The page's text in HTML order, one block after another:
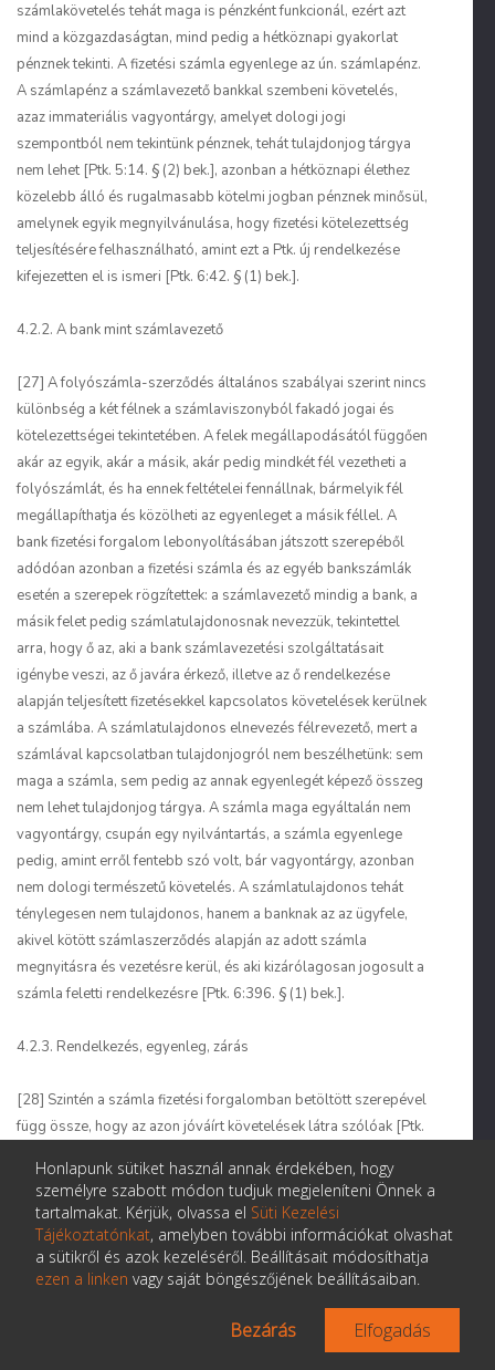
számlakövetelés tehát maga is pénzként funkcionál, ezért azt
mind a közgazdaságtan, mind pedig a hétköznapi gyakorlat
pénznek tekinti. A fizetési számla egyenlege az ún. számlapénz.
A számlapénz a számlavezető bankkal szembeni követelés,
azaz immateriális vagyontárgy, amelyet dologi jogi
szempontból nem tekintünk pénznek, tehát tulajdonjog tárgya
nem lehet [Ptk. 5:14. § (2) bek.], azonban a hétköznapi élethez
közelebb álló és rugalmasabb kötelmi jogban pénznek minősül,
amelynek egyik megnyilvánulása, hogy fizetési kötelezettség
teljesítésére felhasználható, amint ezt a Ptk. új rendelkezése
kifejezetten el is ismeri [Ptk. 6:42. § (1) bek.].
4.2.2. A bank mint számlavezető
[27] A folyószámla-szerződés általános szabályai szerint nincs
különbség a két félnek a számlaviszonyból fakadó jogai és
kötelezettségei tekintetében. A felek megállapodásától függően
akár az egyik, akár a másik, akár pedig mindkét fél vezetheti a
folyószámlát, és ha ennek feltételei fennállnak, bármelyik fél
megállapíthatja és közölheti az egyenleget a másik féllel. A
bank fizetési forgalom lebonyolításában játszott szerepéből
adódóan azonban a fizetési számla és az egyéb bankszámlák
esetén a szerepek rögzítettek: a számlavezető mindig a bank, a
másik felet pedig számlatulajdonosnak nevezzük, tekintettel
arra, hogy ő az, aki a bank számlavezetési szolgáltatásait
igénybe veszi, az ő javára érkező, illetve az ő rendelkezése
alapján teljesített fizetésekkel kapcsolatos követelések kerülnek
a számlába. A számlatulajdonos elnevezés félrevezető, mert a
számlával kapcsolatban tulajdonjogról nem beszélhetünk: sem
maga a számla, sem pedig az annak egyenlegét képező összeg
nem lehet tulajdonjog tárgya. A számla maga egyáltalán nem
vagyontárgy, csupán egy nyilvántartás, a számla egyenlege
pedig, amint erről fentebb szó volt, bár vagyontárgy, azonban
nem dologi természetű követelés. A számlatulajdonos tehát
ténylegesen nem tulajdonos, hanem a banknak az az ügyfele,
akivel kötött számlaszerződés alapján az adott számla
megnyitásra és vezetésre kerül, és aki kizárólagosan jogosult a
számla feletti rendelkezésre [Ptk. 6:396. § (1) bek.].
4.2.3. Rendelkezés, egyenleg, zárás
[28] Szintén a számla fizetési forgalomban betöltött szerepével
függ össze, hogy az azon jóváírt követelések látra szólóak [Ptk.
számlába való felvételét követően is, ez szükséges ahhoz, hogy
a számlatulajdonos bármikor tudjon fizetési megbízást adni a
számlavezető bank részére, azaz a számlatulajdonos
rendelkezésére álló számlapénz bármikor fizetésre
felhasználható likvid eszköz legyen.
[29] Annak az igénynek, hogy a számlatulajdonos bármikor
Honlapunk sütiket használ annak érdekében, hogy
személyre szabott módon tudjuk megjeleníteni Önnek a
tartalmakat. Kérjük, olvassa el Süti Kezelési
Tájékoztatónkat, amelyben további információkat olvashat
a sütikről és azok kezeléséről. Beállításait módosíthatja
ezen a linken vagy saját böngészőjének beállításaiban.
Bezárás Elfogadás